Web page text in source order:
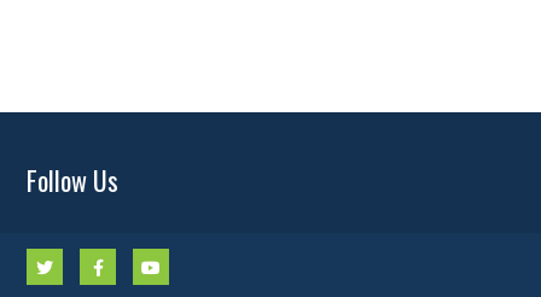
Follow Us